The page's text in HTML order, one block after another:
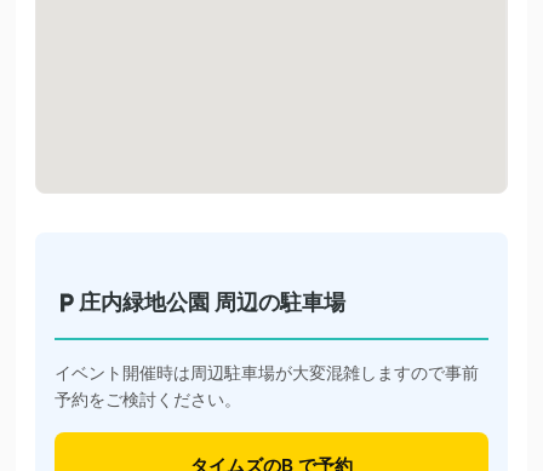
庄内緑地公園 周辺の駐車場
イベント開催時は周辺駐車場が大変混雑しますので事前
予約をご検討ください。
タイムズのB で予約